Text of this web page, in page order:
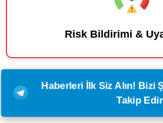
Risk Bildirimi &
Haberleri İlk Siz Alın! Bizi
Takip